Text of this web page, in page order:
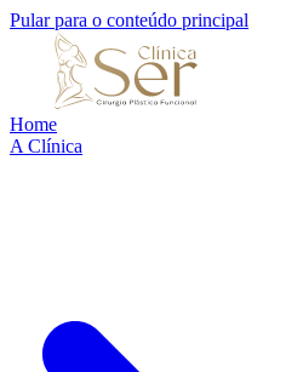
Pular para o conteúdo principal
Home
A Clínica